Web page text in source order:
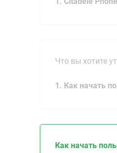
Что вы хотите
1. Как начать
Как начать